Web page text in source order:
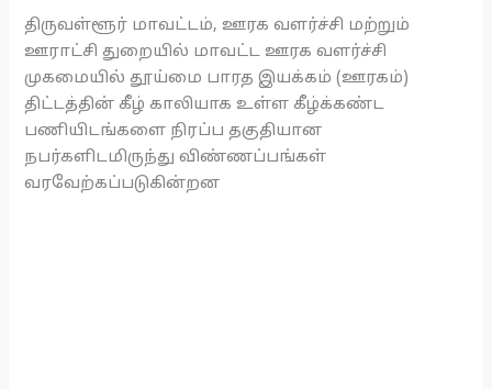
திருவள்ளூர் மாவட்டம், ஊரக வளர்ச்சி மற்றும்
ஊராட்சி துறையில் மாவட்ட ஊரக வளர்ச்சி
முகமையில் தூய்மை பாரத இயக்கம் (ஊரகம்)
திட்டத்தின் கீழ் காலியாக உள்ள கீழ்க்கண்ட
பணியிடங்களை நிரப்ப தகுதியான
நபர்களிடமிருந்து விண்ணப்பங்கள்
வரவேற்கப்படுகின்றன